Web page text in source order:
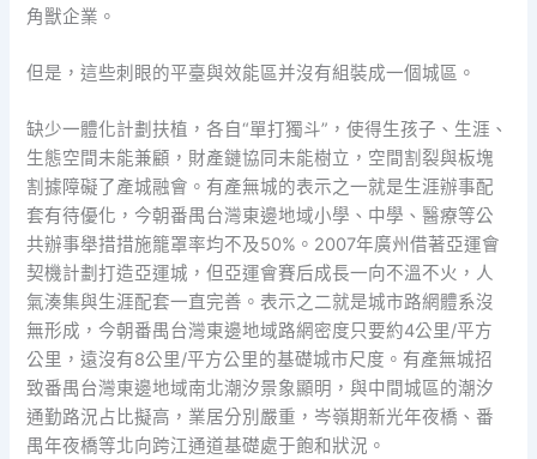
角獸企業。
但是，這些刺眼的平臺與效能區并沒有組裝成一個城區。
缺少一體化計劃扶植，各自“單打獨斗”，使得生孩子、生涯、
生態空間未能兼顧，財產鏈協同未能樹立，空間割裂與板塊
割據障礙了產城融會。有產無城的表示之一就是生涯辦事配
套有待優化，今朝番禺台灣東邊地域小學、中學、醫療等公
共辦事舉措措施籠罩率均不及50%。2007年廣州借著亞運會
契機計劃打造亞運城，但亞運會賽后成長一向不溫不火，人
氣湊集與生涯配套一直完善。表示之二就是城市路網體系沒
無形成，今朝番禺台灣東邊地域路網密度只要約4公里/平方
公里，遠沒有8公里/平方公里的基礎城市尺度。有產無城招
致番禺台灣東邊地域南北潮汐景象顯明，與中間城區的潮汐
通勤路況占比擬高，業居分別嚴重，岑嶺期新光年夜橋、番
禺年夜橋等北向跨江通道基礎處于飽和狀況。